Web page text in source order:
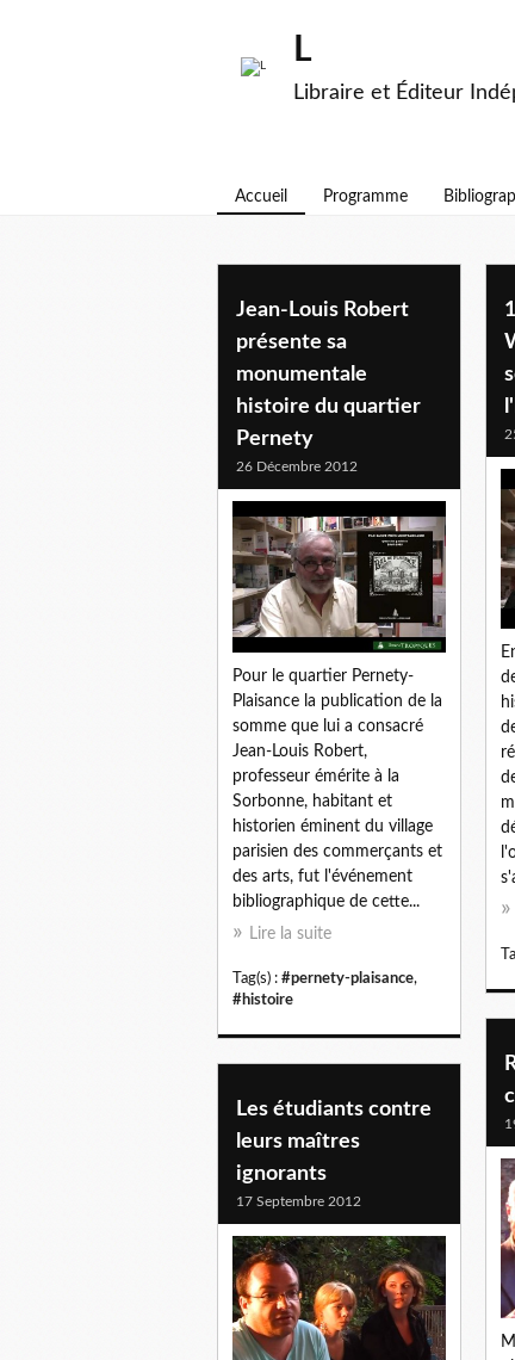
L
Libraire et Éditeur
Accueil Programme
Jean-Louis Robert
présente sa
monumentale
histoire du quartier
Pernety
26 Décembre 2012
Pour le quartier Pernety-
Plaisance la publication de la
somme que lui a consacré
Jean-Louis Robert,
professeur émérite à la
Sorbonne, habitant et
historien éminent du village
parisien des commerçants et
des arts, fut l'événement
bibliographique de cette...
Lire la suite
Tag(s) : #pernety-plaisance,
#histoire
Les étudiants contre
leurs maîtres
ignorants
17 Septembre 2012